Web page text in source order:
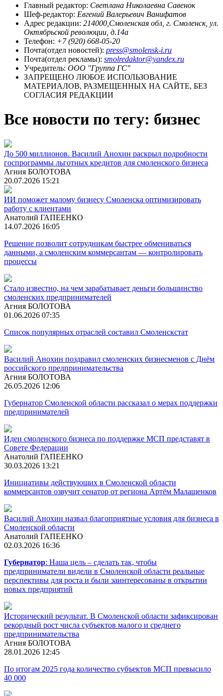
Главный редактор: Светлана Николаевна Савенок
Шеф-редактор: Евгений Валерьевич Ванифатов
Адрес редакции: 214000,Смоленская обл, г. Смоленск, ул.
Октябрьской революции, д.14а
Телефон: +7 (920) 668-05-20
Почта(отдел новостей): press@smolensk-i.ru
Почта(отдел рекламы): smolredaktor@yandex.ru
Учредитель: ООО "Группа ГС"
ЗАПРЕЩЕНО ЛЮБОЕ ИСПОЛЬЗОВАНИЕ
МАТЕРИАЛОВ, РАЗМЕЩЕННЫХ НА САЙТЕ, БЕЗ
СОГЛАСИЯ РЕДАКЦИИ
Все новости по тегу: бизнес
До 500 миллионов. Василий Анохин раскрыл подробности
госпрограммы льготных кредитов для смоленского бизнеса
Агния БОЛОТОВА
20.07.2026 15:21
ИИ поможет малому бизнесу Смоленска оптимизировать
работу с клиентами
Анатолий ГАПЕЕНКО
14.07.2026 16:05
Решение позволит сотрудникам быстрее обмениваться
данными, а смоленским коммерсантам — контролировать
процессы
Стало известно, на чем зарабатывает деньги большинство
смоленских предпринимателей
Агния БОЛОТОВА
01.06.2026 07:35
Список популярных отраслей составил Смоленскстат
Василий Анохин поздравил смоленских бизнесменов с Днём
российского предпринимательства
Агния БОЛОТОВА
26.05.2026 12:06
Губернатор Смоленской области рассказал о мерах поддержки
предпринимателей
Идеи смоленского бизнеса по поддержке МСП представят в
Совете Федерации
Анатолий ГАПЕЕНКО
30.03.2026 13:21
Инициативы действующих в Смоленской области
коммерсантов озвучит сенатор от региона Артём Малащенков
Василий Анохин назвал благоприятные условия для бизнеса в
Смоленской области
Анатолий ГАПЕЕНКО
02.03.2026 16:36
Губернатор: Наша цель – сделать так, чтобы
предприниматели видели в Смоленской области реальные
перспективы для роста и были заинтересованы в открытии
новых предприятий
Исторический результат. В Смоленской области зафиксирован
рекордный рост числа субъектов малого и среднего
предпринимательства
Агния БОЛОТОВА
28.01.2026 12:45
По итогам 2025 года количество субъектов МСП превысило
40 000